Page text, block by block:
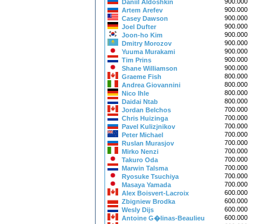
Daniil Aldoshkin
900.000
Artem Arefev
900.000
Casey Dawson
900.000
Joel Dufter
900.000
Joon-ho Kim
900.000
Dmitry Morozov
900.000
Yuuma Murakami
900.000
Tim Prins
900.000
Shane Williamson
900.000
Graeme Fish
800.000
Andrea Giovannini
800.000
Nico Ihle
800.000
Daidai Ntab
800.000
Jordan Belchos
700.000
Chris Huizinga
700.000
Pavel Kulizjnikov
700.000
Peter Michael
700.000
Ruslan Murasjov
700.000
Mirko Nenzi
700.000
Takuro Oda
700.000
Marwin Talsma
700.000
Ryosuke Tsuchiya
700.000
Masaya Yamada
700.000
Alex Boisvert-Lacroix
600.000
Zbigniew Brodka
600.000
Wesly Dijs
600.000
Antoine G�linas-Beaulieu
600.000